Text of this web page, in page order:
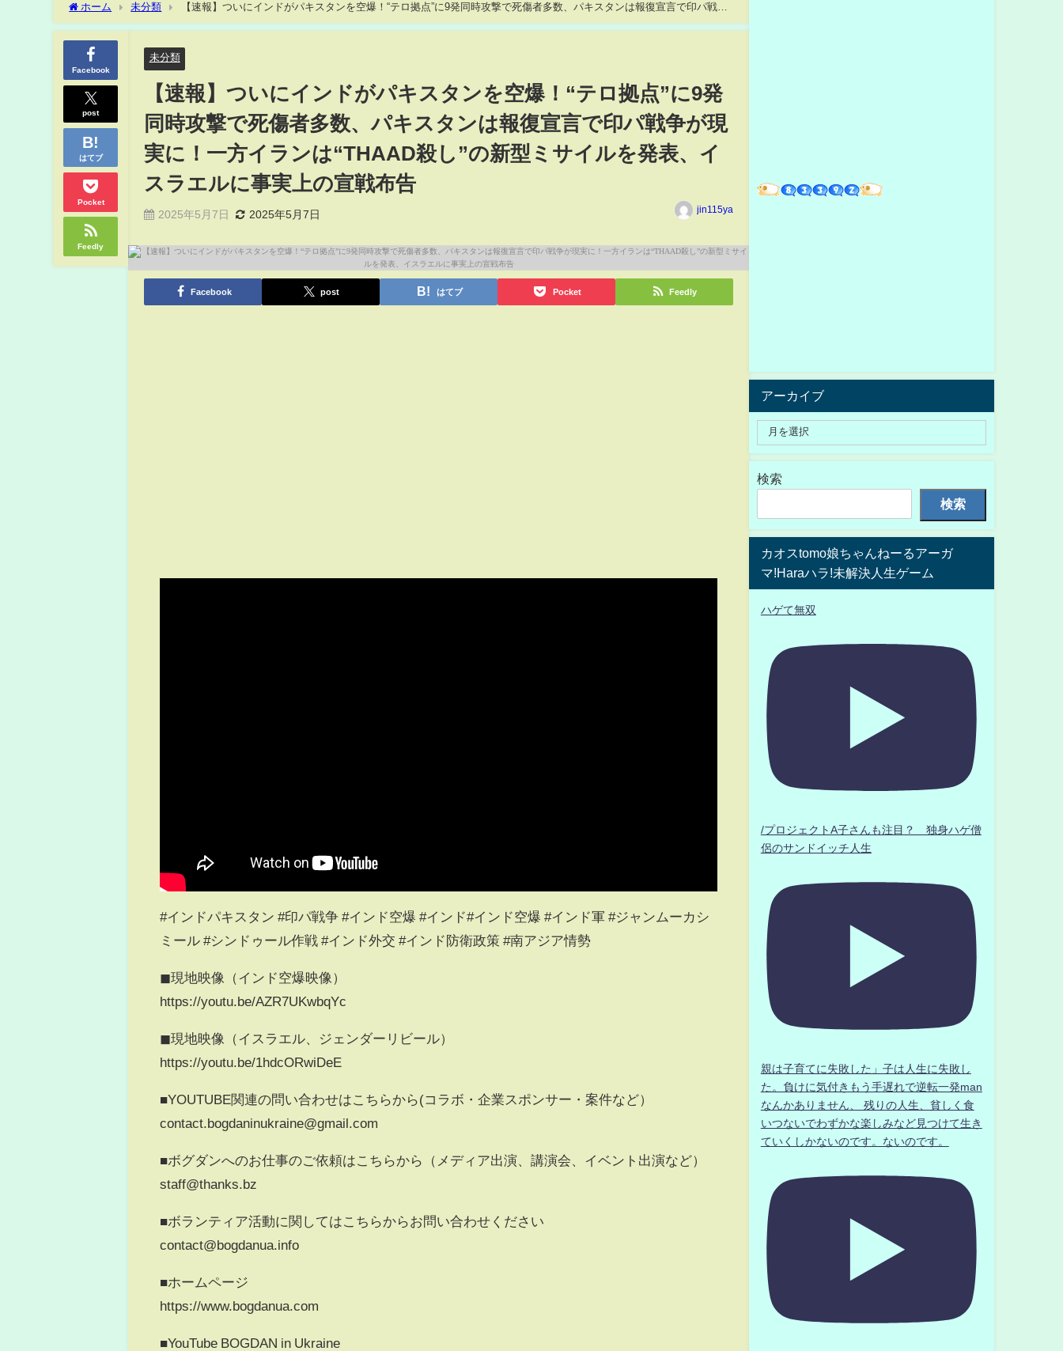
ホーム 未分類
【速報】ついにインドがパキスタンを空爆！“テロ拠点”に9発同時攻撃で死傷者多数、パキスタンは報復宣言で印パ戦争
が現実に！一方イランは“THAAD殺し”の新型ミサイルを発表、イスラエルに事実上の宣戦布告
Facebook
post
はてブ
Pocket
Feedly
未分類
【速報】ついにインドがパキスタンを空爆！“テロ拠点”に9発
同時攻撃で死傷者多数、パキスタンは報復宣言で印パ戦争が現
実に！一方イランは“THAAD殺し”の新型ミサイルを発表、イ
スラエルに事実上の宣戦布告
2025年5月7日 2025年5月7日 jin115ya
Facebook post はてブ Pocket Feedly
#インドパキスタン #印パ戦争 #インド空爆 #インド#インド空爆 #インド軍 #ジャンムーカシ
ミール #シンドゥール作戦 #インド外交 #インド防衛政策 #南アジア情勢
◼︎現地映像（インド空爆映像）
https://youtu.be/AZR7UKwbqYc
◼︎現地映像（イスラエル、ジェンダーリビール）
https://youtu.be/1hdcORwiDeE
■YOUTUBE関連の問い合わせはこちらから(コラボ・企業スポンサー・案件など）
contact.bogdaninukraine@gmail.com
■ボグダンへのお仕事のご依頼はこちらから（メディア出演、講演会、イベント出演など）
staff@thanks.bz
■ボランティア活動に関してはこちらからお問い合わせください
contact@bogdanua.info
■ホームページ
https://www.bogdanua.com
■YouTube BOGDAN in Ukraine
アーカイブ
検索
検索
カオスtomo娘ちゃんねーるアーガ
マ!Haraハラ!未解決人生ゲーム
ハゲて無双
/プロジェクトA子さんも注目？ 独身ハゲ僧
侶のサンドイッチ人生
親は子育てに失敗した」子は人生に失敗し
た。負けに気付きもう手遅れで逆転一発man
なんかありません、 残りの人生、貧しく食
いつないでわずかな楽しみなど見つけて生き
ていくしかないのです。ないのです。